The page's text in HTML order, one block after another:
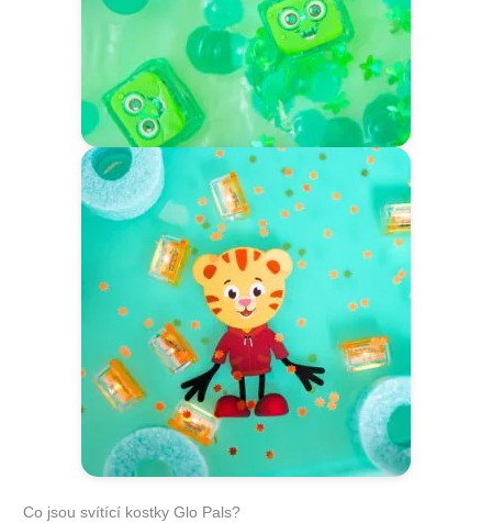
Co jsou svítící kostky Glo Pals?